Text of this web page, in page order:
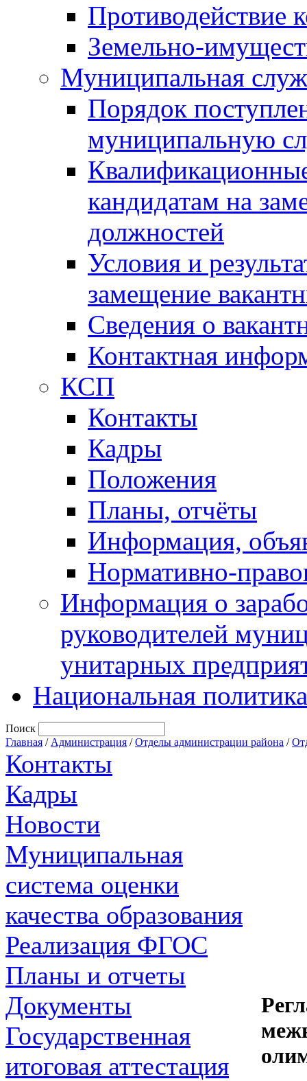
Противодействие
Земельно-
Муниципальная
Порядок
муниципальную
кандидатам на
должностей
Условия и
замещение
Сведения о
Контактная
КСП
Контакты
Кадры
Положения
Планы, отчёты
Информация,
Нормативно-
Информация о
руководителей
унитарных
Национальная политика
Поиск
Главная / Администрация /Отделы администрации района /
Контакты
Кадры
Новости
Муниципальная
система оценки
качества образования
Реализация ФГОС
Планы и отчеты
Документы
Государственная
итоговая аттестация